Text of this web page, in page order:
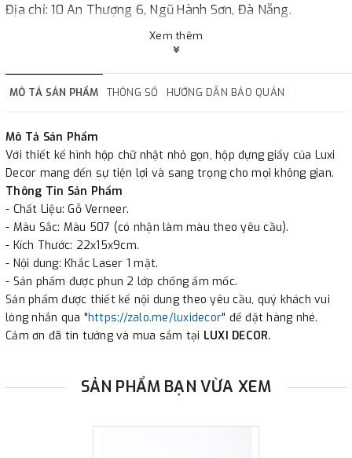
Địa chỉ: 10 An Thượng 6, Ngũ Hành Sơn, Đà Nẵng.
✔Đáp ứng đầy đủ giấy tờ báo giá, hợp đồng.
✔Xuất hóa đơn GTGT cho công ty.
Xem thêm
MÔ TẢ SẢN PHẨM THÔNG SỐ HƯỚNG DẪN BẢO QUẢN
Mô Tả Sản Phẩm
Với thiết kế hình hộp chữ nhật nhỏ gọn, hộp đựng giấy của Luxi
Decor mang đến sự tiện lợi và sang trọng cho mọi không gian.
Thông Tin Sản Phẩm
- Chất Liệu: Gỗ Verneer.
- Màu Sắc: Màu 507 (có nhận làm màu theo yêu cầu).
- Kích Thước: 22x15x9cm.
- Nội dung: Khắc Laser 1 mặt.
- Sản phẩm được phun 2 lớp chống ẩm mốc.
Sản phẩm được thiết kế nội dung theo yêu cầu, quý khách vui
lòng nhắn qua "https://zalo.me/luxidecor" để đặt hàng nhé.
Cảm ơn đã tin tưởng và mua sắm tại LUXI DECOR.
SẢN PHẨM BẠN VỪA XEM